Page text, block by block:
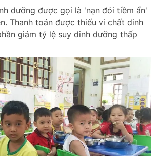
dưỡng được gọi là 'nạn đói tiềm ẩn'
Thanh toán được thiếu vi chất dinh
giảm tỷ lệ suy dinh dưỡng thấp